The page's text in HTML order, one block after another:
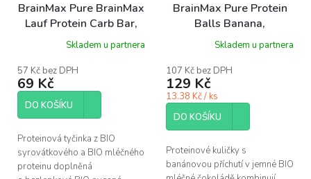
BrainMax Pure BrainMax
Lauf Protein Carb Bar,
proteinová-sacharidová
tyčinka, BIO, 2x45 g
Skladem u partnera
57 Kč bez DPH
69 Kč
DO KOŠÍKU
Proteinová tyčinka z BIO
syrovátkového a BIO mléčného
proteinu doplněná
BrainMax Pure Protein
Balls Banana,
Proteinové kuličky,
Banán, BIO, 8 ks
Skladem u partnera
107 Kč bez DPH
129 Kč
13.38 Kč / ks
DO KOŠÍKU
Proteinové kuličky s
banánovou příchutí v jemné BIO